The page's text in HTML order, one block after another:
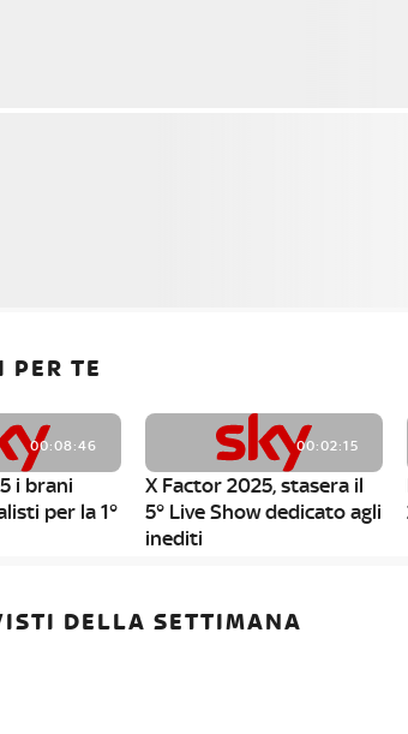
PER TE
00:08:46
i brani
per la 1°
00:02:15
X Factor 2025, stasera il
5° Live Show dedicato agli
inediti
DELLA SETTIMANA